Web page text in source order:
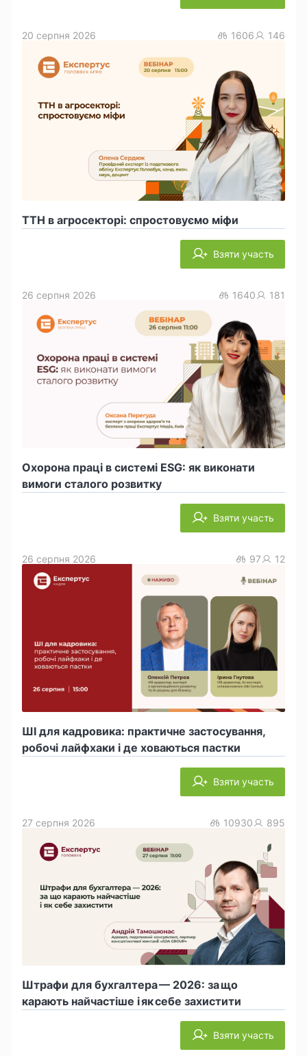
ТТН в агросекторі: спростовуємо міфи
20 серпня 2026 1606 146
Взяти участь
Охорона праці в системі ESG: як виконати
вимоги сталого розвитку
26 серпня 2026 1640 181
Взяти участь
ШІ для кадровика: практичне застосування,
робочі лайфхаки і де ховаються пастки
26 серпня 2026 97 12
Взяти участь
Штрафи для бухгалтера — 2026: за що
карають найчастіше і як себе захистити
27 серпня 2026 10930 895
Взяти участь